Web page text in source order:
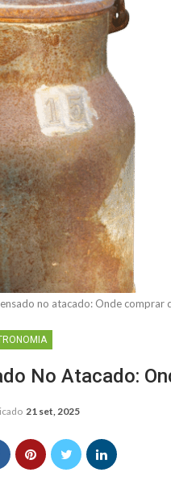
no atacado: Onde
No Atacado:
21 set, 2025